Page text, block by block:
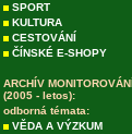
SPORT
KULTURA
CESTOVÁNÍ
ČÍNSKÉ E-SHOPY
ARCHÍV
(2005 - letos):
odborná témata:
VĚDA A VÝZKUM